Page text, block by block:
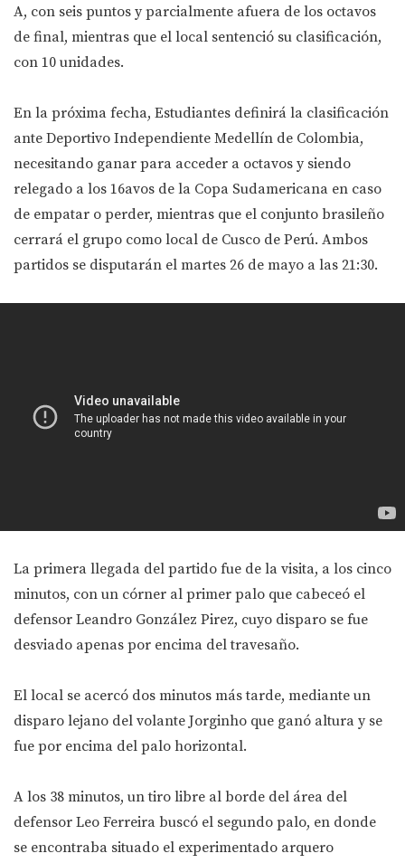
A, con seis puntos y parcialmente afuera de los octavos
de final, mientras que el local sentenció su clasificación,
con 10 unidades.
En la próxima fecha, Estudiantes definirá la clasificación
ante Deportivo Independiente Medellín de Colombia,
necesitando ganar para acceder a octavos y siendo
relegado a los 16avos de la Copa Sudamericana en caso
de empatar o perder, mientras que el conjunto brasileño
cerrará el grupo como local de Cusco de Perú. Ambos
partidos se disputarán el martes 26 de mayo a las 21:30.
La primera llegada del partido fue de la visita, a los cinco
minutos, con un córner al primer palo que cabeceó el
defensor Leandro González Pirez, cuyo disparo se fue
desviado apenas por encima del travesaño.
El local se acercó dos minutos más tarde, mediante un
disparo lejano del volante Jorginho que ganó altura y se
fue por encima del palo horizontal.
A los 38 minutos, un tiro libre al borde del área del
defensor Leo Ferreira buscó el segundo palo, en donde
se encontraba situado el experimentado arquero